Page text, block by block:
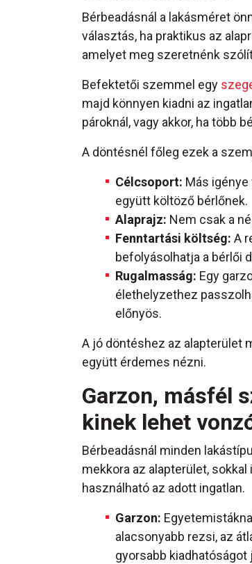
Bérbeadásnál a lakásméret
választás, ha praktikus az
amelyet meg szeretnénk
Befektetői szemmel egy
majd könnyen kiadni az
pároknál, vagy akkor, ha több
A döntésnél főleg ezek a
Célcsoport: Más igénye
együtt költöző bérlőnek.
Alaprajz: Nem csak a
Fenntartási költség: A
befolyásolhatja a bérlői
Rugalmasság: Egy
élethelyzethez
előnyös.
A jó döntéshez az alapterület
együtt érdemes nézni.
Garzon, másfél
kinek lehet
Bérbeadásnál minden
mekkora az alapterület,
használható az adott ingatlan.
Garzon:
alacsonyabb rezsi, az
gyorsabb kiadhatóságot